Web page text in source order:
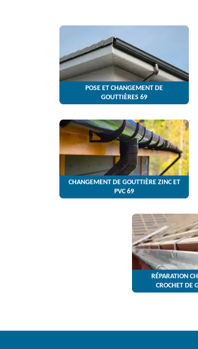
POSE ET CHANGEMENT DE
GOUTTIÈRES 69
CHANGEMENT DE GOUTTIÈRE ZINC ET
PVC 69
RÉPARATION
CROCHET DE